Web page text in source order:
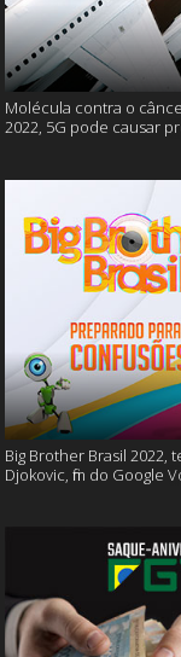
Molécula contra o
2022, 5G pode causar
Big Brother Brasil 2022,
Djokovic, fim do Google